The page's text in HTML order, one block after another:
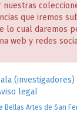
que iremos
lo cual daremos
web y redes
(investigadores)
legal
Bellas Artes de San